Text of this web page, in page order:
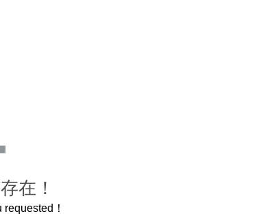
在！
！